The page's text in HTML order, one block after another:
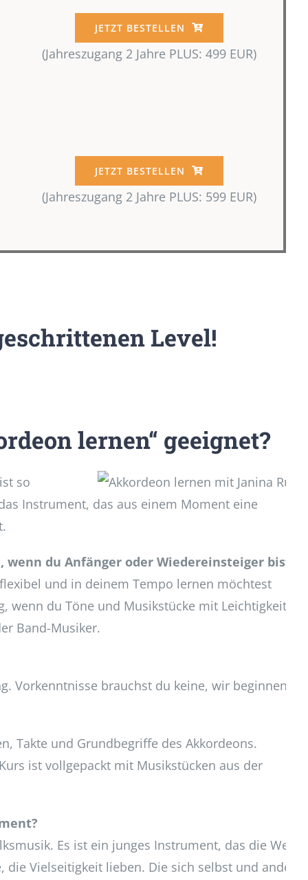
JETZT BESTELLEN
(Jahreszugang 2 Jahre PLUS: 499 EUR)
JETZT BESTELLEN
(Jahreszugang 2 Jahre PLUS: 599 EUR)
Level!
lernen“ geeignet?
so
Instrument, das aus einem Moment eine
du Anfänger oder Wiedereinsteiger bist.
und in deinem Tempo lernen möchtest
wenn du Töne und Musikstücke mit Leichtigkeit
Band-Musiker.
Vorkenntnisse brauchst du keine, wir beginnen
Takte und Grundbegriffe des Akkordeons.
ist vollgepackt mit Musikstücken aus der
Es ist ein junges Instrument, das die Welt
Vielseitigkeit lieben. Die sich selbst und